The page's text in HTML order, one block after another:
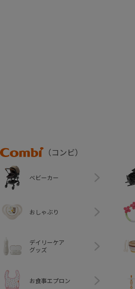
Combi
（コンビ）
ベビーカー
おしゃぶり
デイリーケア
グッズ
お食事エプロン